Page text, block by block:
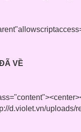
VỀ
d.violet.vn/uploads/